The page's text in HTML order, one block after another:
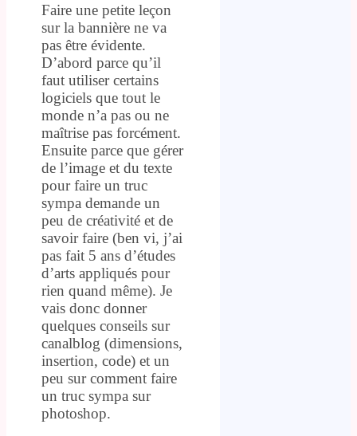
Faire une petite leçon
sur la bannière ne va
pas être évidente.
D’abord parce qu’il
faut utiliser certains
logiciels que tout le
monde n’a pas ou ne
maîtrise pas forcément.
Ensuite parce que gérer
de l’image et du texte
pour faire un truc
sympa demande un
peu de créativité et de
savoir faire (ben vi, j’ai
pas fait 5 ans d’études
d’arts appliqués pour
rien quand même). Je
vais donc donner
quelques conseils sur
canalblog (dimensions,
insertion, code) et un
peu sur comment faire
un truc sympa sur
photoshop.